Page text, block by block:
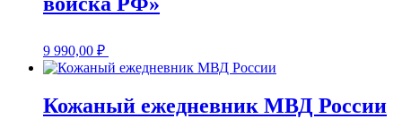
9 990,00 ₽
Кожаный ежедневник МВД России